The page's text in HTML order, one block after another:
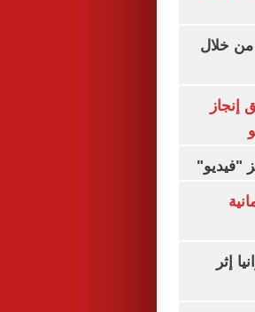
من خلال
إنجاز
"فيديو"
إثر